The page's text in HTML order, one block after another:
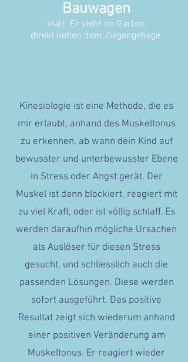
Bauwagen
statt. Er steht im Garten,
direkt neben dem Ziegengehege.
​Kinesiologie ist eine Methode, die es
mir erlaubt, anhand des Muskeltonus
zu erkennen, ab wann dein Kind auf
bewusster und unterbewusster Ebene
in Stress oder Angst gerät. Der
Muskel ist dann blockiert, reagiert mit
zu viel Kraft, oder ist völlig schlaff. Es
werden daraufhin mögliche Ursachen
als Auslöser für diesen Stress
gesucht, und schliesslich auch die
passenden Lösungen. Diese werden
sofort ausgeführt. Das positive
Resultat zeigt sich wiederum anhand
einer positiven Veränderung am
Muskeltonus. Er reagiert wieder